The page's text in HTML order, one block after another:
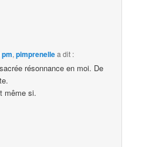
,pimprenellea dit :
résonnance en moi. De
même si.